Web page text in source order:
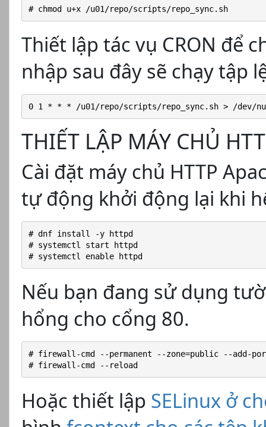
# chmod u+x /u01/repo/scripts/repo_sync.sh
Thiết lập tác vụ CRON để
nhập sau đây sẽ chạy tập
0 1 * * * /u01/repo/scripts/repo_sync.sh > /dev/
THIẾT LẬP MÁY CHỦ
Cài đặt máy chủ HTTP
tự động khởi động lại khi
# dnf install -y httpd
# systemctl start httpd
# systemctl enable httpd
Nếu bạn đang sử dụng
hổng cho cổng 80.
# firewall-cmd --permanent --zone=public --add-
# firewall-cmd --reload
Hoặc thiết lập SELinux ở